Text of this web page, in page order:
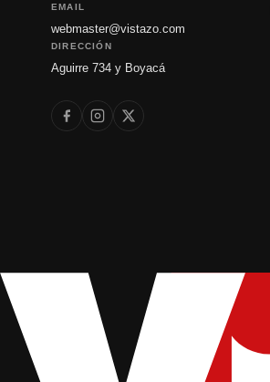
EMAIL
webmaster@vistazo.com
DIRECCIÓN
Aguirre 734 y Boyacá